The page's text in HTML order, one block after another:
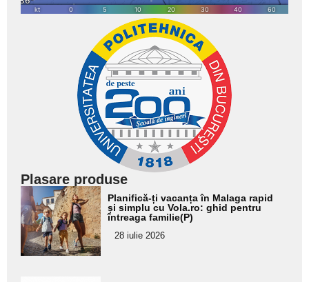
Plasare produse
Adaugă
aici textul
pentru
subtitlu
Planifică-ți vacanța în Malaga rapid
și simplu cu Vola.ro: ghid pentru
întreaga familie(P)
28 iulie 2026